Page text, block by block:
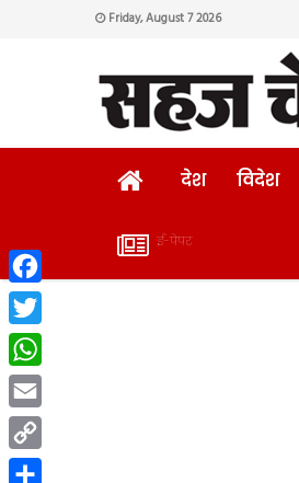
Friday, August 7 2026
HOMEदेश विदेश
ई-
ई-पेपर
Facebook
Twitter
WhatsApp
Email
Copy